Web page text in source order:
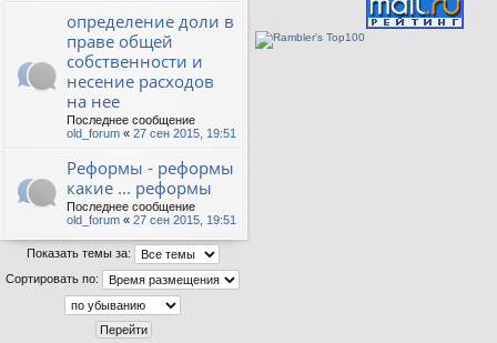
определение доли в
праве общей
собственности и
несение расходов
на нее
Последнее сообщение
old_forum « 27 сен 2015, 19:51
Реформы - реформы
какие ... реформы
Последнее сообщение
old_forum « 27 сен 2015, 19:51
Показать темы за:
Сортировать по: